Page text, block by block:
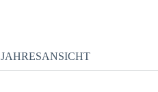
JAHRESANSICHT